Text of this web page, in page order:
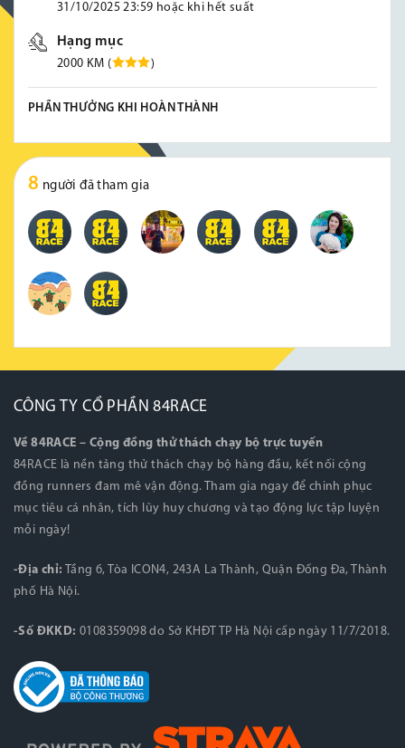
31/10/2025 23:59 hoặc khi hết suất
Hạng mục
2000 KM ( )
PHẦN THƯỞNG KHI HOÀN THÀNH
8 người đã tham gia
CÔNG TY CỔ PHẦN 84RACE
Về 84RACE – Cộng đồng thử thách chạy bộ trực tuyến
84RACE là nền tảng thử thách chạy bộ hàng đầu, kết nối cộng
đồng runners đam mê vận động. Tham gia ngay để chinh phục
mục tiêu cá nhân, tích lũy huy chương và tạo động lực tập luyện
mỗi ngày!
-Địa chỉ: Tầng 6, Tòa ICON4, 243A La Thành, Quận Đống Đa, Thành
phố Hà Nội.
-Số ĐKKD: 0108359098 do Sở KHĐT TP Hà Nội cấp ngày 11/7/2018.